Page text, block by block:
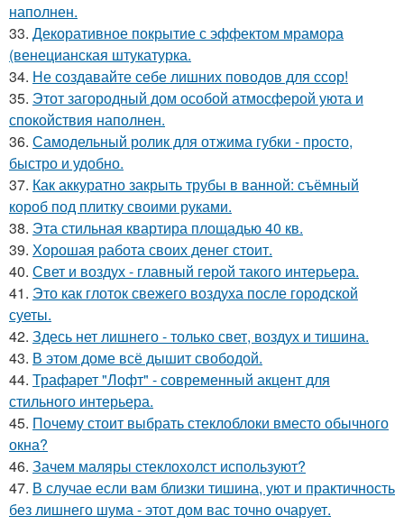
наполнен.
33. Декоративное покрытие с эффектом мрамора
(венецианская штукатурка.
34. Не создавайте себе лишних поводов для ссор!
35. Этот загородный дом особой атмосферой уюта и
спокойствия наполнен.
36. Самодельный ролик для отжима губки - просто,
быстро и удобно.
37. Как аккуратно закрыть трубы в ванной: съёмный
короб под плитку своими руками.
38. Эта стильная квартира площадью 40 кв.
39. Хорошая работа своих денег стоит.
40. Свет и воздух - главный герой такого интерьера.
41. Это как глоток свежего воздуха после городской
суеты.
42. Здесь нет лишнего - только свет, воздух и тишина.
43. В этом доме всё дышит свободой.
44. Трафарет "Лофт" - современный акцент для
стильного интерьера.
45. Почему стоит выбрать стеклоблоки вместо обычного
окна?
46. Зачем маляры стеклохолст используют?
47. В случае если вам близки тишина, уют и практичность
без лишнего шума - этот дом вас точно очарует.